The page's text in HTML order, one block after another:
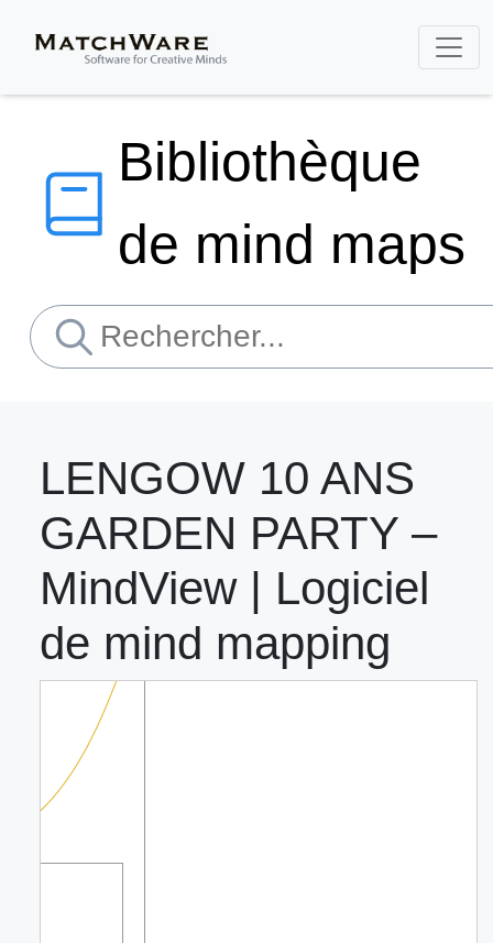
Bibliothèque
de mind maps
LENGOW 10 ANS
GARDEN PARTY –
MindView | Logiciel
de mind mapping